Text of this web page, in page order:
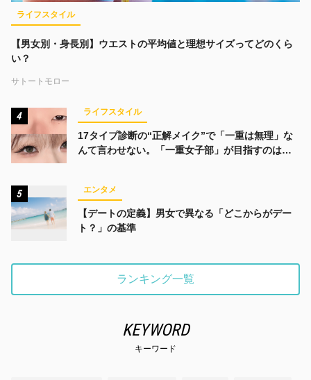
ライフスタイル
【男女別・身長別】ウエストの平均値と理想サイズってどのくら
い？
サトートモロー
4 ライフスタイル
17タイプ診断の“正解メイク”で「一重は無理」な
んて言わせない。「一重女子部」が目指すのは、
5 エンタメ
【デートの定義】男女で異なる「どこからがデー
ト？」の基準
ランキング一覧
KEYWORD
キーワード